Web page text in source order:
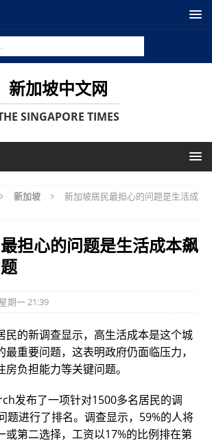
新加坡中文网
SINGAPORE TIMES
新加坡
新加坡居民最担心的问题是生活成
担心的问题是生活成本飙
期一 21:39
民的新调查显示，高生活成本是这个城
重要问题，这表明政府仍面临压力，
负担能力等关键问题。
发布了一项针对1500多名居民的调
题进行了排名。调查显示，59%的人将
或第二选择，工资以17%的比例排在第